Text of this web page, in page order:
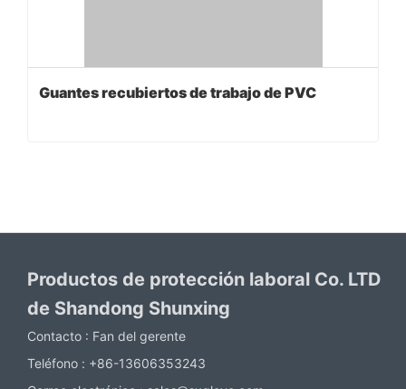
Guantes recubiertos de trabajo de PVC
Productos de protección laboral Co. LTD
de Shandong Shunxing
Contacto : Fan del gerente
Teléfono : +86-13606353243